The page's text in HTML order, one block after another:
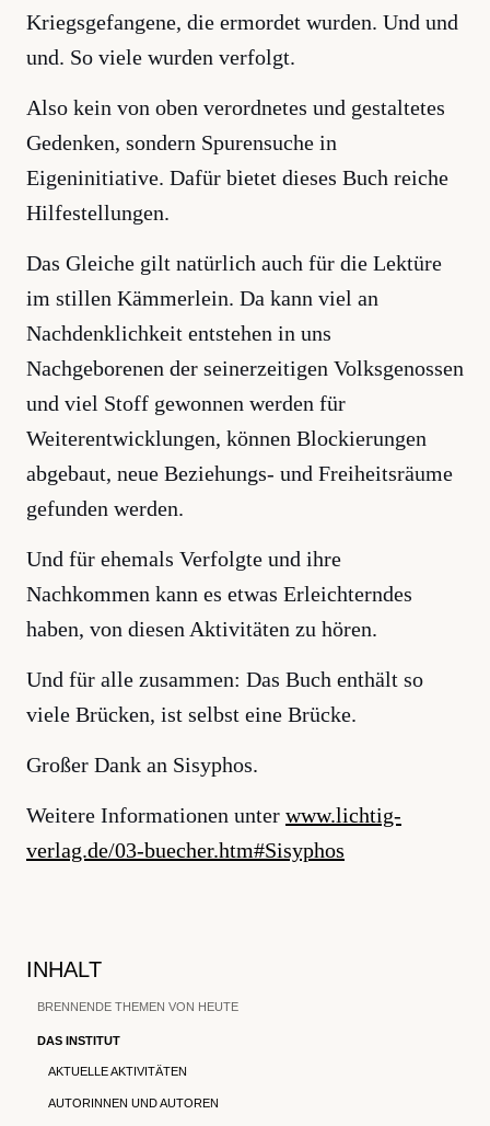
Kriegsgefangene, die ermordet wurden. Und und
und. So viele wurden verfolgt.
Also kein von oben verordnetes und gestaltetes
Gedenken, sondern Spurensuche in
Eigeninitiative. Dafür bietet dieses Buch reiche
Hilfestellungen.
Das Gleiche gilt natürlich auch für die Lektüre
im stillen Kämmerlein. Da kann viel an
Nachdenklichkeit entstehen in uns
Nachgeborenen der seinerzeitigen Volksgenossen
und viel Stoff gewonnen werden für
Weiterentwicklungen, können Blockierungen
abgebaut, neue Beziehungs- und Freiheitsräume
gefunden werden.
Und für ehemals Verfolgte und ihre
Nachkommen kann es etwas Erleichterndes
haben, von diesen Aktivitäten zu hören.
Und für alle zusammen: Das Buch enthält so
viele Brücken, ist selbst eine Brücke.
Großer Dank an Sisyphos.
Weitere Informationen unter www.lichtig-
verlag.de/03-buecher.htm#Sisyphos
INHALT
BRENNENDE THEMEN VON HEUTE
DAS INSTITUT
AKTUELLE AKTIVITÄTEN
AUTORINNEN UND AUTOREN